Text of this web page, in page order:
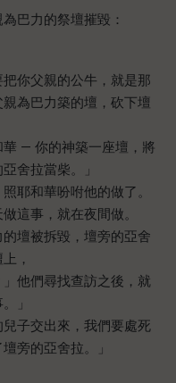
巴力的祭壇摧毀：
你父親的公牛，就是那
為巴力築的壇，砍下壇
— 你的神築一座壇，將
舍拉當柴。」
耶和華吩咐他的做了。
這事，就在夜間做。
壇被拆毀，壇旁的亞舍
，
他們尋找查訪之後，就
」
子交出來，我們要處死
旁的亞舍拉。」